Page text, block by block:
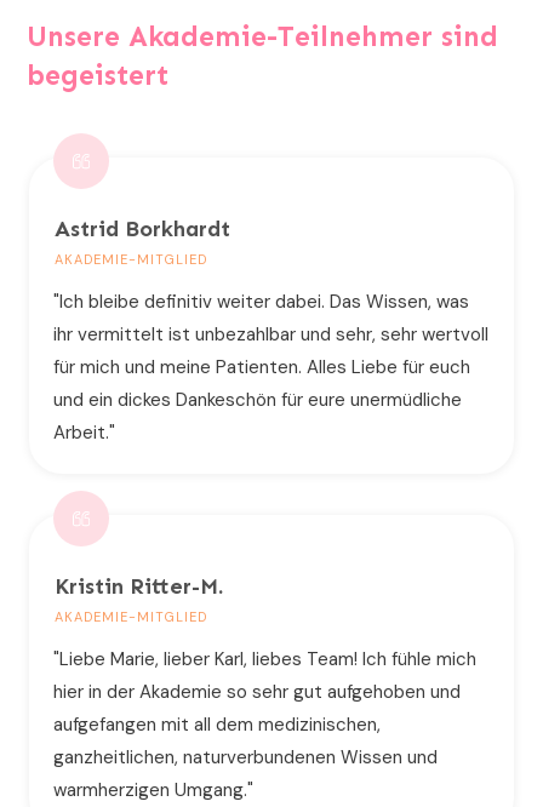
Unsere Akademie-Teilnehmer sind
begeistert
Astrid Borkhardt
AKADEMIE-MITGLIED
"Ich bleibe definitiv weiter dabei. Das Wissen, was
ihr vermittelt ist unbezahlbar und sehr, sehr wertvoll
für mich und meine Patienten. Alles Liebe für euch
und ein dickes Dankeschön für eure unermüdliche
Arbeit."
Kristin Ritter-M.
AKADEMIE-MITGLIED
"Liebe Marie, lieber Karl, liebes Team! Ich fühle mich
hier in der Akademie so sehr gut aufgehoben und
aufgefangen mit all dem medizinischen,
ganzheitlichen, naturverbundenen Wissen und
warmherzigen Umgang."